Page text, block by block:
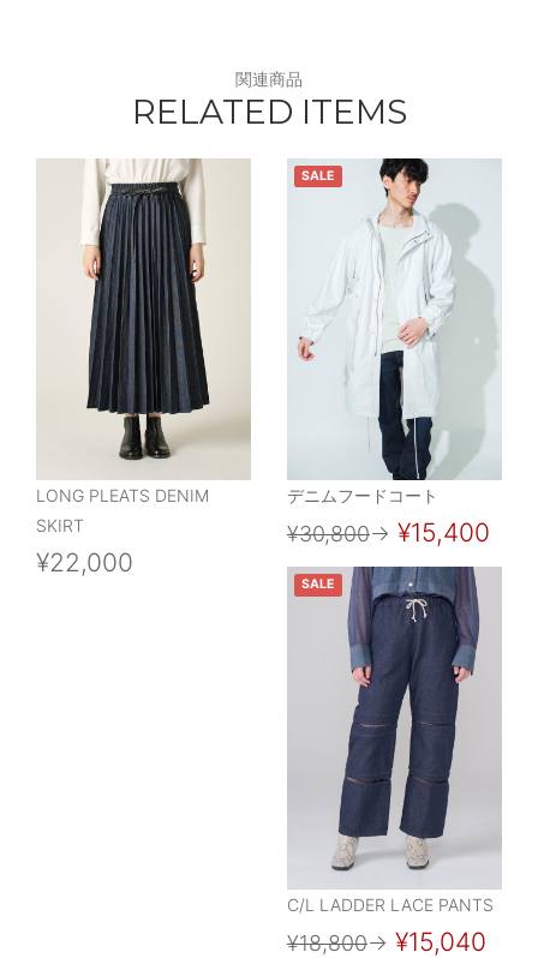
関連商品
RELATED ITEMS
LONG PLEATS DENIM
SKIRT
¥22,000
SALE
デニムフードコート
¥30,800→ ¥15,400
SALE
C/L LADDER LACE PANTS
¥18,800→ ¥15,040